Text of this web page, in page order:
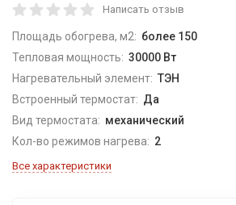
Написать отзыв
Площадь обогрева, м2: более 150
Тепловая мощность: 30000 Вт
Нагревательный элемент: ТЭН
Встроенный термостат: Да
Вид термостата: механический
Кол-во режимов нагрева: 2
Все характеристики